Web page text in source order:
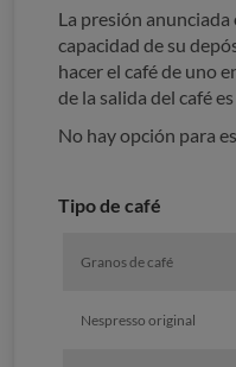
La presión anunciada
capacidad de su
hacer el café de uno
de la salida del café
No hay opción para
Tipo de café
Granos de café
Nespresso original